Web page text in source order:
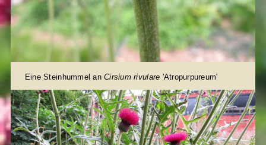
Eine Steinhummel anCirsium rivulare 'Atropurpureum'